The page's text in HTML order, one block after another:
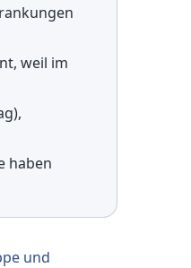
weil im
haben
und